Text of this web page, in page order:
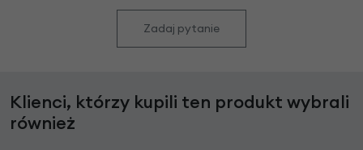
Zadaj pytanie
Klienci, którzy kupili ten produkt wybrali
również